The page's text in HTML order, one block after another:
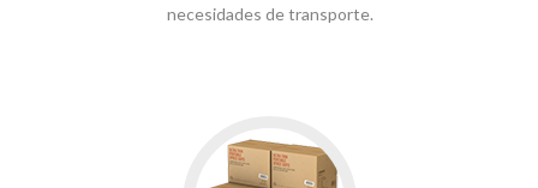
necesidades de transporte.